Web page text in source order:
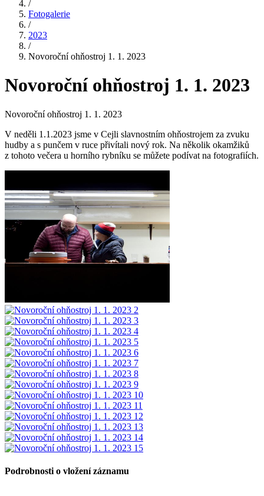
/
Fotogalerie
/
2023
/
Novoroční ohňostroj 1. 1. 2023
Novoroční ohňostroj 1. 1. 2023
Novoroční ohňostroj 1. 1. 2023
V neděli 1.1.2023 jsme v Cejli slavnostním ohňostrojem za zvuku
hudby a s punčem v ruce přivítali nový rok. Na několik okamžiků
z tohoto večera u horního rybníku se můžete podívat na fotografiích.
Podrobnosti o vložení záznamu